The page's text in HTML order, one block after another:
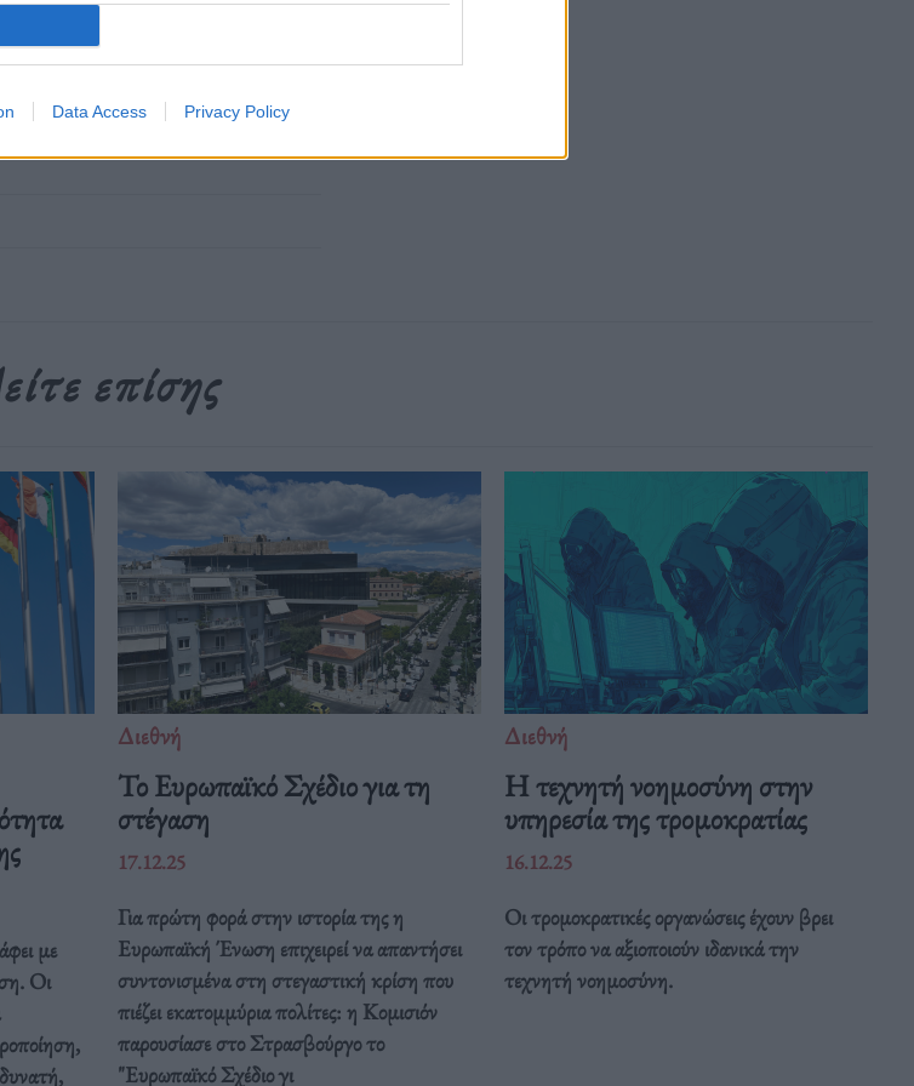
Data Access Privacy Policy
επίσης
με
Oι
Διεθνή
Το Ευρωπαϊκό Σχέδιο για τη
στέγαση
17.12.25
Για πρώτη φορά στην ιστορία της η
Ευρωπαϊκή Ένωση επιχειρεί να απαντήσει
συντονισμένα στη στεγαστική κρίση που
πιέζει εκατομμύρια πολίτες: η Κομισιόν
παρουσίασε στο Στρασβούργο το
"Ευρωπαϊκό Σχέδιο γι
Διεθνή
Η τεχνητή νοημοσύνη στην
υπηρεσία της τρομοκρατίας
16.12.25
Οι τρομοκρατικές οργανώσεις έχουν βρει
τον τρόπο να αξιοποιούν ιδανικά την
τεχνητή νοημοσύνη.